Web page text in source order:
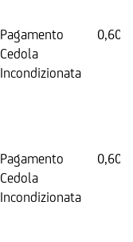
Pagamento
Cedola
Incondizionata
0,60
Pagamento
Cedola
Incondizionata
0,60